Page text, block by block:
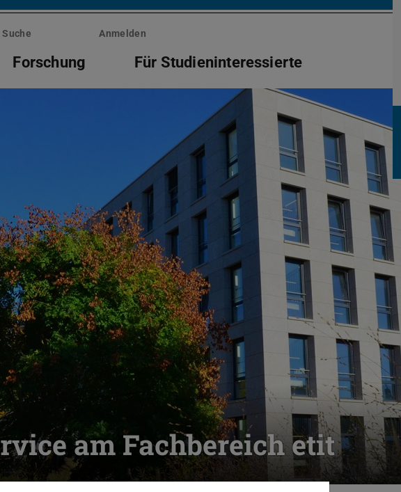
Suche Anmelden
Forschung Für Studieninteressierte
am Fachbereich etit